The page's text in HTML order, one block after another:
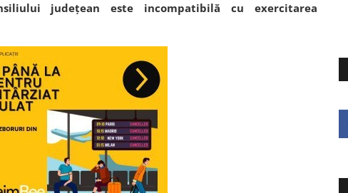
judeţean este incompatibilă cu exercitarea